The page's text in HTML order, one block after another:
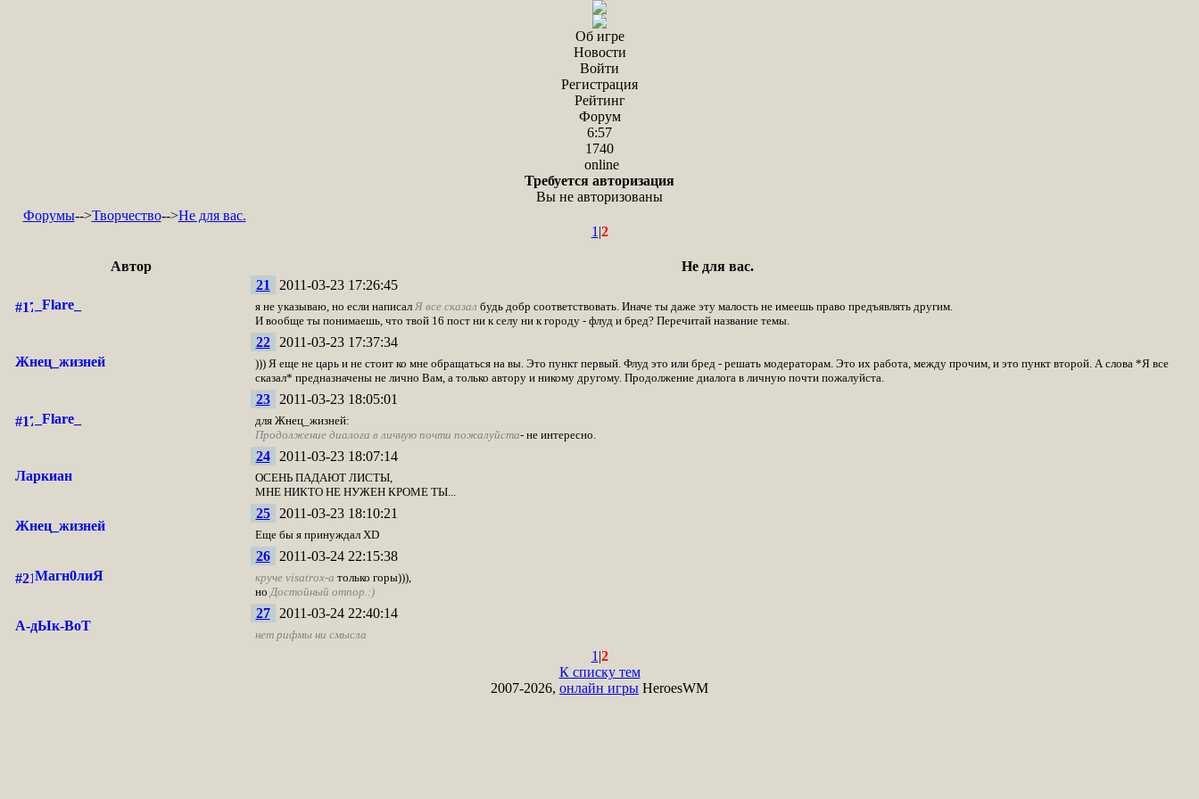
Об игре
Новости
Войти
Регистрация
Рейтинг
Форум
6:57
1740
online
Требуется авторизация
Вы не авторизованы
Форумы-->Творчество-->Не для вас.
1 |2
Автор Не для вас.
_Flare_
21 2011-03-23 17:26:45
я не указываю, но если написал Я все сказал будь добр соответствовать. Иначе ты даже эту малость не имеешь право предъявлять другим.
И вообще ты понимаешь, что твой 16 пост ни к селу ни к городу - флуд и бред? Перечитай название темы.
Жнец_жизней
22 2011-03-23 17:37:34
))) Я еще не царь и не стоит ко мне обращаться на вы. Это пункт первый. Флуд это или бред - решать модераторам. Это их работа, между прочим, и это пункт второй. А слова *Я все
сказал* предназначены не лично Вам, а только автору и никому другому. Продолжение диалога в личную почти пожалуйста.
_Flare_
23 2011-03-23 18:05:01
для Жнец_жизней:
Продолжение диалога в личную почти пожалуйста- не интересно.
Ларкиан
24 2011-03-23 18:07:14
ОСЕНЬ ПАДАЮТ ЛИСТЫ,
МНЕ НИКТО НЕ НУЖЕН КРОМЕ ТЫ...
Жнец_жизней
25 2011-03-23 18:10:21
Еще бы я принуждал XD
Магн0лиЯ
26 2011-03-24 22:15:38
круче visatrox-а только горы))),
ноДостойный отпор.:)
А-дЫк-ВоТ
27 2011-03-24 22:40:14
нет рифмы ни смысла
1 |2
К списку тем
2007-2026, онлайн игры HeroesWM